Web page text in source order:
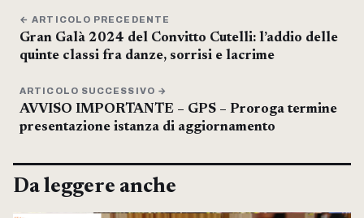
← ARTICOLO PRECEDENTE
Gran Galà 2024 del Convitto Cutelli: l’addio delle
quinte classi fra danze, sorrisi e lacrime
ARTICOLO SUCCESSIVO →
AVVISO IMPORTANTE – GPS – Proroga termine
presentazione istanza di aggiornamento
Da leggere anche